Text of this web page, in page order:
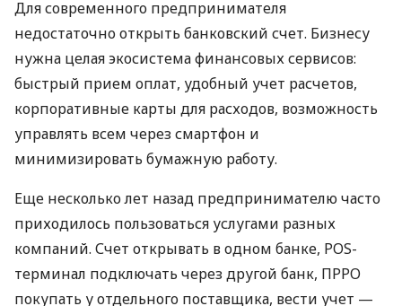
Для современного предпринимателя
недостаточно открыть банковский счет. Бизнесу
нужна целая экосистема финансовых сервисов:
быстрый прием оплат, удобный учет расчетов,
корпоративные карты для расходов, возможность
управлять всем через смартфон и
минимизировать бумажную работу.
Еще несколько лет назад предпринимателю часто
приходилось пользоваться услугами разных
компаний. Счет открывать в одном банке, POS-
терминал подключать через другой банк, ПРРО
покупать у отдельного поставщика, вести учет —